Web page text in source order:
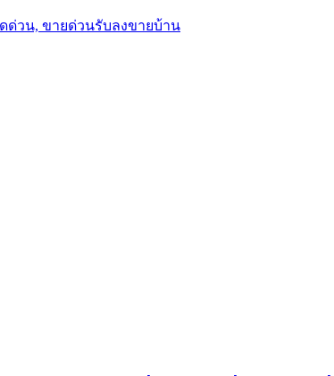
ด่วน, ขายด่วนรับลงขายบ้าน